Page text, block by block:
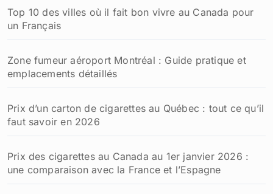
Top 10 des villes où il fait bon vivre au Canada pour
un Français
Zone fumeur aéroport Montréal : Guide pratique et
emplacements détaillés
Prix d’un carton de cigarettes au Québec : tout ce qu’il
faut savoir en 2026
Prix des cigarettes au Canada au 1er janvier 2026 :
une comparaison avec la France et l’Espagne